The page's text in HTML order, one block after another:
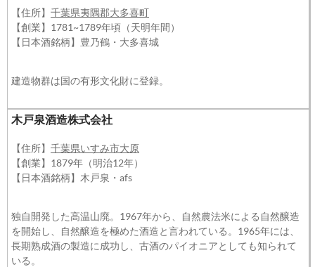
【住所】 千葉県夷隅郡大多喜町
【創業】1781~1789年頃（天明年間）
【日本酒銘柄】豊乃鶴・大多喜城
建造物群は国の有形文化財に登録。
木戸泉酒造株式会社
【住所】 千葉県いすみ市大原
【創業】1879年（明治12年）
【日本酒銘柄】木戸泉・afs
独自開発した高温山廃。1967年から、自然農法米による自然醸造
を開始し、自然醸造を極めた酒造と言われている。1965年には、
長期熟成酒の製造に成功し、古酒のパイオニアとしても知られて
いる。